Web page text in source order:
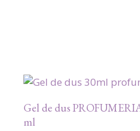
Gel de dus
ml